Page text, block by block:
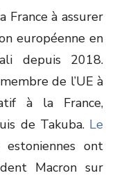
France à assurer
européenne en
depuis 2018.
de l’UE à
à la France,
de Takuba. Le
ont
Macron sur